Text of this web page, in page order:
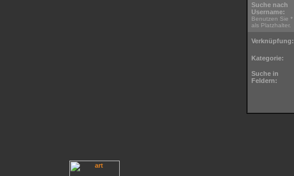
Suche nach
Username:
Benutzen Sie *
als Platzhalter.
Verknüpfung:
Kategorie:
Suche in
Feldern: